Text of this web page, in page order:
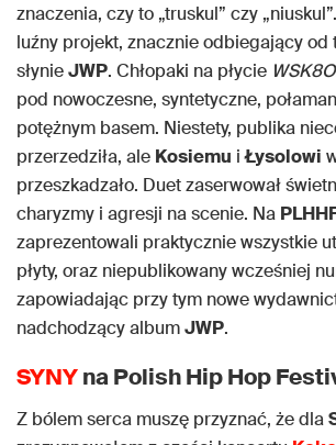
znaczenia, czy to „truskul” czy „niuskul”.
luźny projekt, znacznie odbiegający od
słynieJWP. Chłopaki na płycie
pod nowoczesne, syntetyczne,
potężnym basem. Niestety, publika
przerzedziła, ale Kosiemu iŁysolowi
przeszkadzało. Duet zaserwował
charyzmy i agresji na scenie. Na
zaprezentowali praktycznie wszystkie
płyty, oraz niepublikowany wcześniej
zapowiadając przy tym nowe
nadchodzący albumJWP.
SYNYna Polish Hip Hop
Z bólem serca muszę przyznać, że dla